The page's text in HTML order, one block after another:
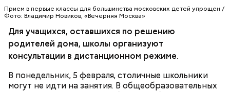
Прием в первые классы для большинства московских детей упрощен /
Фото: Владимир Новиков, «Вечерняя Москва»
Для учащихся, оставшихся по решению
родителей дома, школы организуют
консультации в дистанционном режиме.
В понедельник, 5 февраля, столичные школьники
могут не идти на занятия. В общеобразовательных
все образовательные учреждения города
работают в обычном режиме. Для учащихся,
оставшихся по решению родителей дома, школы
организуют консультации в дистанционном
режиме.